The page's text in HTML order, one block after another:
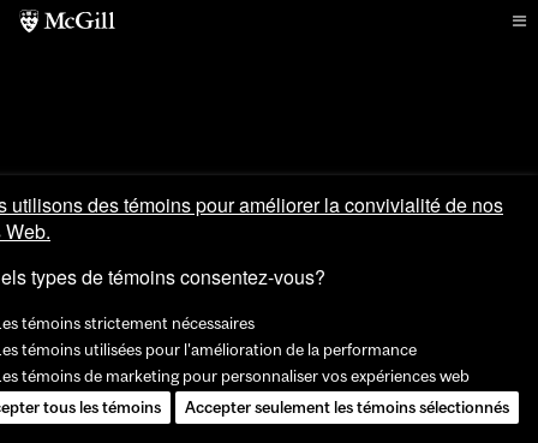
utilisons des témoins pour améliorer la convivialité de nos
types de témoins consentez-vous?
témoins strictement nécessaires
témoins utilisées pour l'amélioration de la performance
témoins de marketing pour personnaliser vos expériences web
tous les témoins
Accepter seulement les témoins sélectionnés